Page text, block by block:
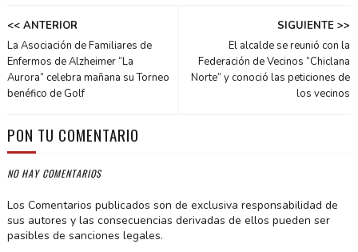
SIGUIENTE >>
El alcalde se reunió con la
Federación de Vecinos “Chiclana
Norte” y conoció las peticiones de
los vecinos
<< ANTERIOR
La Asociación de Familiares de
Enfermos de Alzheimer “La
Aurora” celebra mañana su Torneo
benéfico de Golf
PON TU COMENTARIO
NO HAY COMENTARIOS
Los Comentarios publicados son de exclusiva responsabilidad de
sus autores y las consecuencias derivadas de ellos pueden ser
pasibles de sanciones legales.